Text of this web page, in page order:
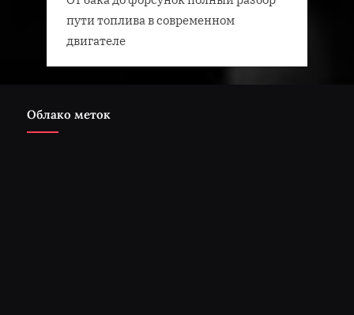
пути топлива в современном
двигателе
Облако меток